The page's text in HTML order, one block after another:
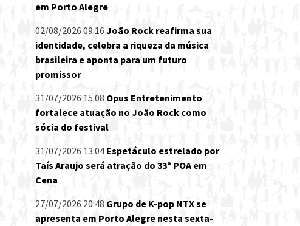
em Porto Alegre
02/08/2026 09:16 João Rock reafirma sua
identidade, celebra a riqueza da música
brasileira e aponta para um futuro
promissor
31/07/2026 15:08 Opus Entretenimento
fortalece atuação no João Rock como
sócia do festival
31/07/2026 13:04 Espetáculo estrelado por
Taís Araujo será atração do 33º POA em
Cena
27/07/2026 20:48 Grupo de K-pop NTX se
apresenta em Porto Alegre nesta sexta-